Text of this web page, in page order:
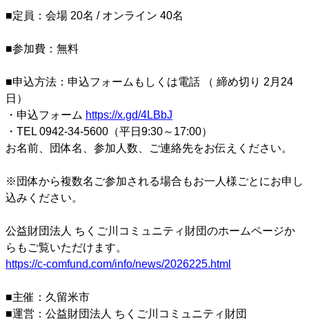
■定員：会場 20名 / オンライン 40名
■参加費：無料
■申込方法：申込フォームもしくは電話 （ 締め切り 2月24
日）
・申込フォーム https://x.gd/4LBbJ
・TEL 0942-34-5600（平日9:30～17:00）
お名前、団体名、参加人数、ご連絡先をお伝えください。
※団体から複数名ご参加される場合もお一人様ごとにお申し
込みください。
公益財団法人 ちくご川コミュニティ財団のホームページか
らもご覧いただけます。
https://c-comfund.com/info/news/2026225.html
■主催：久留米市
■運営：公益財団法人 ちくご川コミュニティ財団